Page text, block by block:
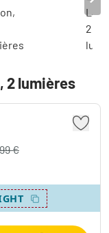
2 lumières
€